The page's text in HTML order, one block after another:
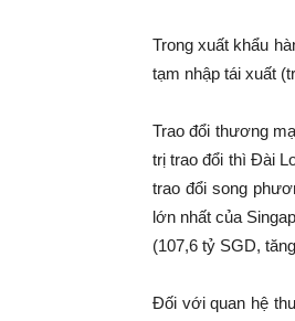
Trong xuất khẩu
tạm nhập tái xuất
Trao đổi thương
trị trao đổi thì Đài
trao đổi song
lớn nhất của
(107,6 tỷ SGD,
Đối với quan hệ